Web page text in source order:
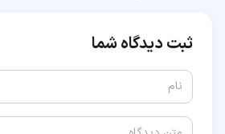
ثبت دیدگاه شما